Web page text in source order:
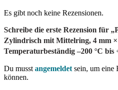
Es gibt noch keine Rezensionen.
Schreibe die erste Rezension für
Zylindrisch mit Mittelring, 4 mm ×
Temperaturbeständig –200 °C bis
Du musst angemeldet sein, um eine
können.